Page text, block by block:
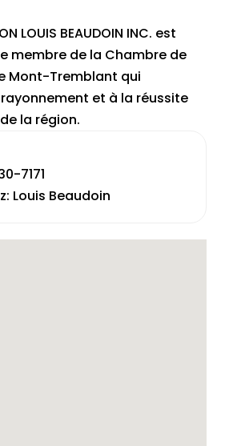
LOUIS BEAUDOIN INC. est
membre de la Chambre de
Mont-Tremblant qui
et à la réussite
la région.
7171
Louis Beaudoin